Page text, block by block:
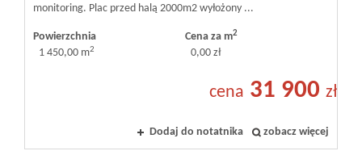
monitoring. Plac przed halą 2000m2 wyłożony ...
Powierzchnia
1 450,00 m2
Cena za m2
0,00 zł
cena 31 900 zł
Dodaj do notatnika zobacz więcej